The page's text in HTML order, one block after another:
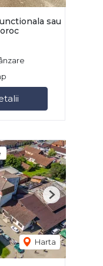
sau
Harta
Next